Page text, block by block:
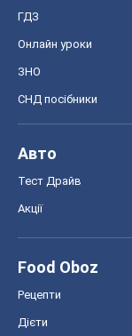
ГДЗ
Онлайн уроки
ЗНО
СНД посібники
Авто
Тест Драйв
Акції
Food Oboz
Рецепти
Дієти